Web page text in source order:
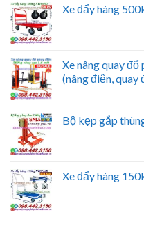
Xe đẩy hàng
Xe nâng quay
(nâng điện, quay
Bộ kẹp gắp
Xe đẩy hàng